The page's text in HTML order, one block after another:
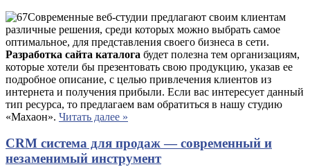
Современные веб-студии предлагают своим клиентам
различные решения, среди которых можно выбрать самое
оптимальное, для представления своего бизнеса в сети.
Разработка сайта каталога будет полезна тем организациям,
которые хотели бы презентовать свою продукцию, указав ее
подробное описание, с целью привлечения клиентов из
интернета и получения прибыли. Если вас интересует данный
тип ресурса, то предлагаем вам обратиться в нашу студию
«Махаон». Читать далее »
CRM система для продаж — современный и
незаменимый инструмент